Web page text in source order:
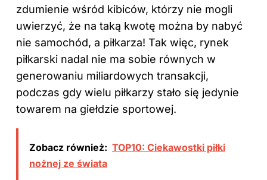
zdumienie wśród kibiców, którzy nie mogli
uwierzyć, że na taką kwotę można by nabyć
nie samochód, a piłkarza! Tak więc, rynek
piłkarski nadal nie ma sobie równych w
generowaniu miliardowych transakcji,
podczas gdy wielu piłkarzy stało się jedynie
towarem na giełdzie sportowej.
Zobacz również: TOP10: Ciekawostki piłki
nożnej ze świata